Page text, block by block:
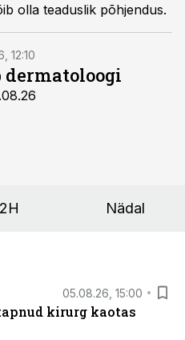
olla teaduslik põhjendus.
12:10
Nädal
05.08.26, 15:00
kirurg kaotas